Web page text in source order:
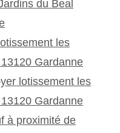
du Beal
les
Gardanne
lotissement les
Gardanne
à proximité de